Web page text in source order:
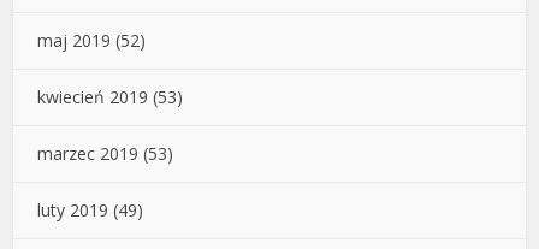
maj 2019 (52)
kwiecień 2019 (53)
marzec 2019 (53)
luty 2019 (49)